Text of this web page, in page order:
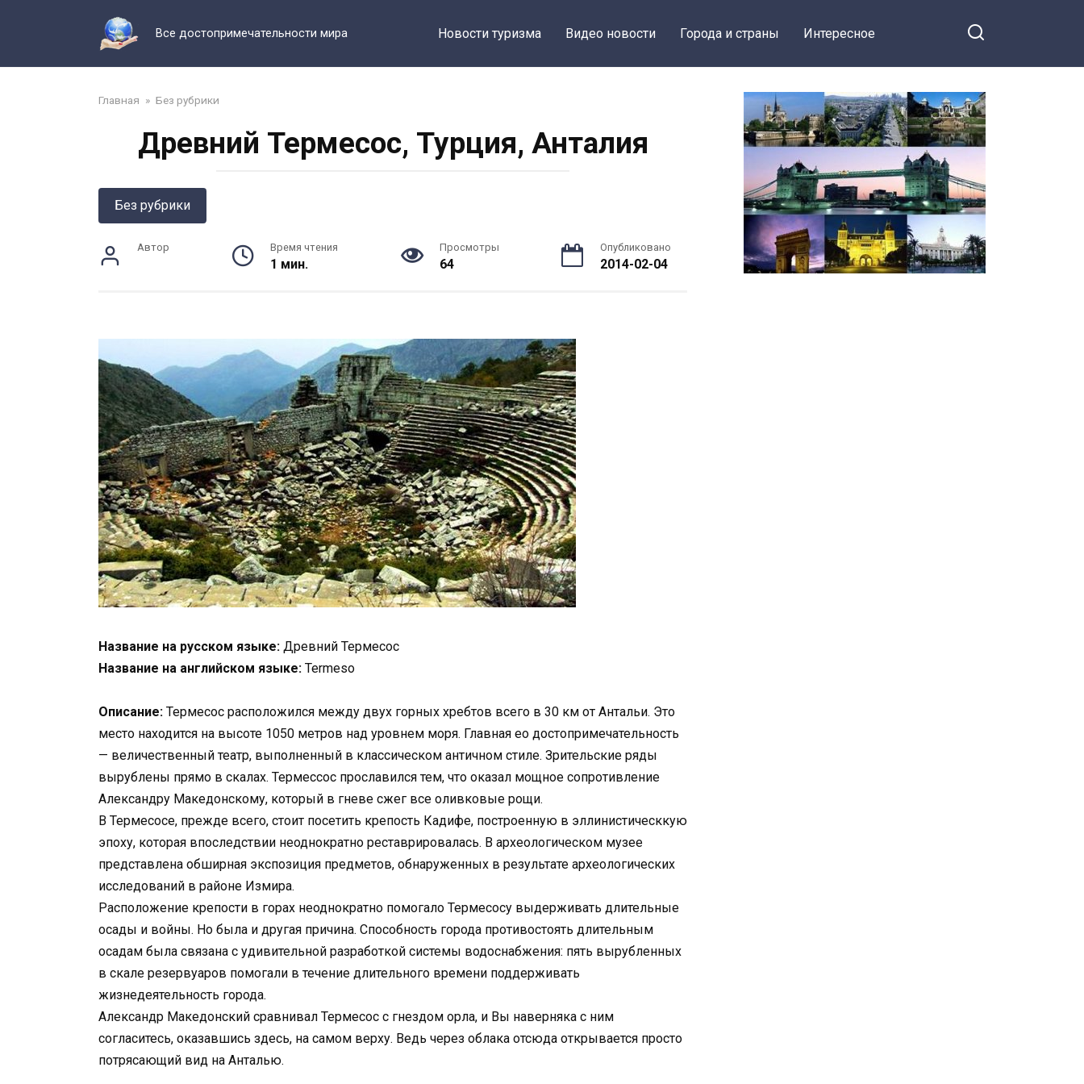
Все достопримечательности мира Новости туризма Видео новости Города и страны Интересное
Главная » Без рубрики
Древний Термесос, Турция, Анталия
Без рубрики
Автор Время чтения
1 мин.
Просмотры
64
Опубликовано
2014-02-04
Название на русском языке: Древний Термесос
Название на английском языке: Termeso
Описание: Термесос расположился между двух горных хребтов всего в 30 км от Антальи. Это
место находится на высоте 1050 метров над уровнем моря. Главная ео достопримечательность
— величественный театр, выполненный в классическом античном стиле. Зрительские ряды
вырублены прямо в скалах. Термессос прославился тем, что оказал мощное сопротивление
Александру Македонскому, который в гневе сжег все оливковые рощи.
В Термесосе, прежде всего, стоит посетить крепость Кадифе, построенную в эллинистическкую
эпоху, которая впоследствии неоднократно реставрировалась. В археологическом музее
представлена обширная экспозиция предметов, обнаруженных в результате археологических
исследований в районе Измира.
Расположение крепости в горах неоднократно помогало Термесосу выдерживать длительные
осады и войны. Но была и другая причина. Способность города противостоять длительным
осадам была связана с удивительной разработкой системы водоснабжения: пять вырубленных
в скале резервуаров помогали в течение длительного времени поддерживать
жизнедеятельность города.
Александр Македонский сравнивал Термесос с гнездом орла, и Вы наверняка с ним
согласитесь, оказавшись здесь, на самом верху. Ведь через облака отсюда открывается просто
потрясающий вид на Анталью.